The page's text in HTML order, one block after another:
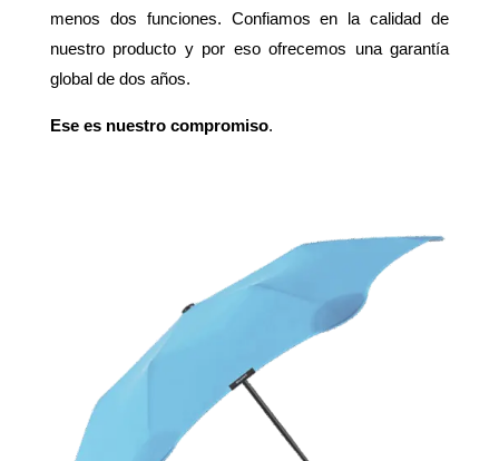
menos dos funciones. Confiamos en la calidad de
nuestro producto y por eso ofrecemos una garantía
global de dos años.
Ese es nuestro compromiso.